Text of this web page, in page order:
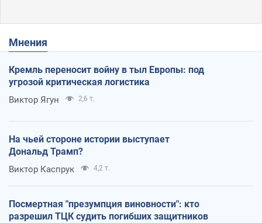
Мнения
Кремль переносит войну в тыл Европы: под
угрозой критическая логистика
Виктор Ягун 2,6 т.
На чьей стороне истории выступает
Дональд Трамп?
Виктор Каспрук 4,2 т.
Посмертная "презумпция виновности": кто
разрешил ТЦК судить погибших защитников